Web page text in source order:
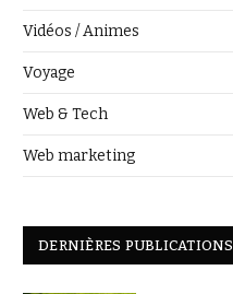
Vidéos / Animes
Voyage
Web & Tech
Web marketing
DERNIÈRES PUBLICATIONS